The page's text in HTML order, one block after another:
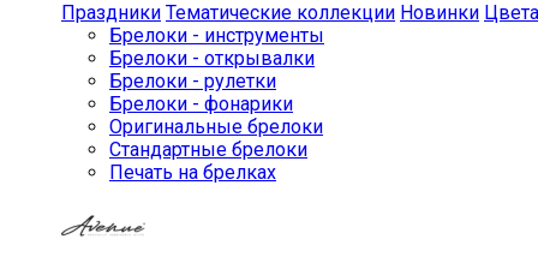
Праздники Тематические коллекции Новинки Цвета
Брелоки - инструменты
Брелоки - открывалки
Брелоки - рулетки
Брелоки - фонарики
Оригинальные брелоки
Стандартные брелоки
Печать на брелках